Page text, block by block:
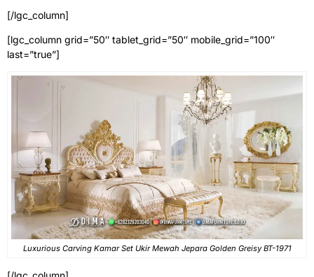
[/lgc_column]
[lgc_column grid=”50″ tablet_grid=”50″ mobile_grid=”100″
last=”true”]
Luxurious Carving Kamar Set Ukir Mewah Jepara Golden Greisy BT-1971